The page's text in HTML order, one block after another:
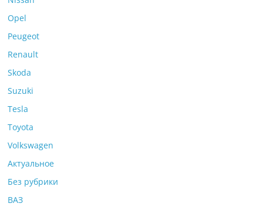
Opel
Peugeot
Renault
Skoda
Suzuki
Tesla
Toyota
Volkswagen
Актуальное
Без рубрики
ВАЗ